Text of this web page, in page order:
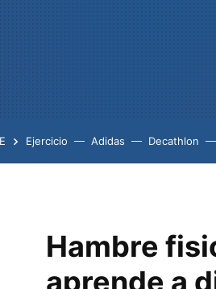
Ejercicio Adidas Decathlon
Hambre
aprende a